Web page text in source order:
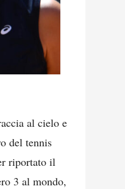
al cielo e
del tennis
riportato il
3 al mondo,